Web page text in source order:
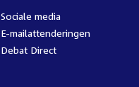
Sociale media
E-mailattenderingen
Debat Direct